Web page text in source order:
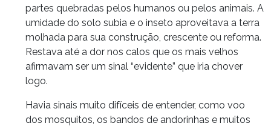
partes quebradas pelos humanos ou pelos animais. A
umidade do solo subia e o inseto aproveitava a terra
molhada para sua construção, crescente ou reforma.
Restava até a dor nos calos que os mais velhos
afirmavam ser um sinal “evidente” que iria chover
logo.
Havia sinais muito difíceis de entender, como voo
dos mosquitos, os bandos de andorinhas e muitos